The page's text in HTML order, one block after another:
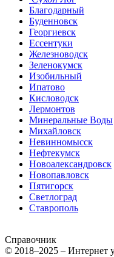
Благодарный
Буденновск
Георгиевск
Ессентуки
Железноводск
Зеленокумск
Изобильный
Ипатово
Кисловодск
Лермонтов
Минеральные Воды
Михайловск
Невинномысск
Нефтекумск
Новоалександровск
Новопавловск
Пятигорск
Светлоград
Ставрополь
Справочник
© 2018–2025 – Интернет